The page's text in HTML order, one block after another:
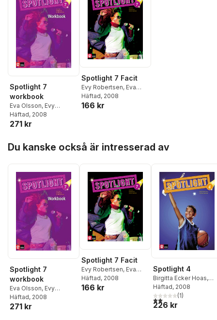
Spotlight 7
workbook
Eva Olsson, Evy
Robertsen
Häftad, 2008
271 kr
Spotlight 7 Facit
Evy Robertsen, Eva
Olsson
Häftad, 2008
166 kr
Du kanske också är intresserad av
Spotlight 7
workbook
Eva Olsson, Evy
Robertsen
Häftad, 2008
271 kr
Spotlight 7 Facit
Evy Robertsen, Eva
Olsson
Häftad, 2008
166 kr
Spotlight 4
Birgitta Ecker Hoas,
Jennifer Haythorpe
Häftad, 2008
2,0utav 5 stjärnor.
(1)
226 kr